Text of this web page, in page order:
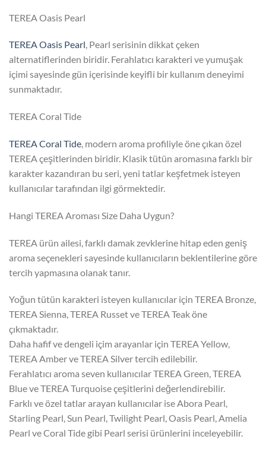
TEREA Oasis Pearl
TEREA Oasis Pearl, Pearl serisinin dikkat çeken
alternatiflerinden biridir. Ferahlatıcı karakteri ve yumuşak
içimi sayesinde gün içerisinde keyifli bir kullanım deneyimi
sunmaktadır.
TEREA Coral Tide
TEREA Coral Tide, modern aroma profiliyle öne çıkan özel
TEREA çeşitlerinden biridir. Klasik tütün aromasına farklı bir
karakter kazandıran bu seri, yeni tatlar keşfetmek isteyen
kullanıcılar tarafından ilgi görmektedir.
Hangi TEREA Aroması Size Daha Uygun?
TEREA ürün ailesi, farklı damak zevklerine hitap eden geniş
aroma seçenekleri sayesinde kullanıcıların beklentilerine göre
tercih yapmasına olanak tanır.
Yoğun tütün karakteri isteyen kullanıcılar için TEREA Bronze,
TEREA Sienna, TEREA Russet ve TEREA Teak öne
çıkmaktadır.
Daha hafif ve dengeli içim arayanlar için TEREA Yellow,
TEREA Amber ve TEREA Silver tercih edilebilir.
Ferahlatıcı aroma seven kullanıcılar TEREA Green, TEREA
Blue ve TEREA Turquoise çeşitlerini değerlendirebilir.
Farklı ve özel tatlar arayan kullanıcılar ise Abora Pearl,
Starling Pearl, Sun Pearl, Twilight Pearl, Oasis Pearl, Amelia
Pearl ve Coral Tide gibi Pearl serisi ürünlerini inceleyebilir.